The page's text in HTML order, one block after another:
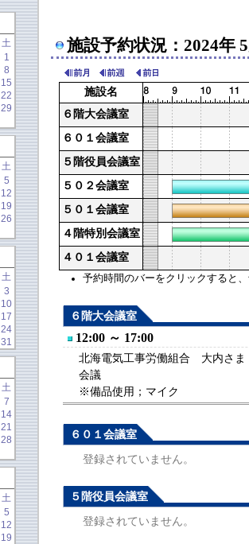
施設予約状況：2024年
施設名
予約時間のバーをクリックすると
６階大会議室
６０１会議室
５階役員会議室
５０２会議室
５０１会議室
４階特別会議室
４０１会議室
６階大会議室
12:00 ～ 17:00
北海電気工事労働組合 大内さ
会議
※備品使用；マイク
６０１会議室
登録されていません。
５階役員会議室
登録されていません。
土
1
8
15
22
29
土
5
12
19
26
土
3
10
17
24
31
土
7
14
21
28
土
5
12
19